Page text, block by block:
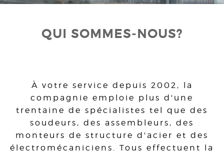
QUI SOMMES-NOUS?
À votre service depuis 2002, la
compagnie emploie plus d'une
trentaine de spécialistes tel que des
soudeurs, des assembleurs, des
monteurs de structure d'acier et des
électromécaniciens. Tous effectuent la